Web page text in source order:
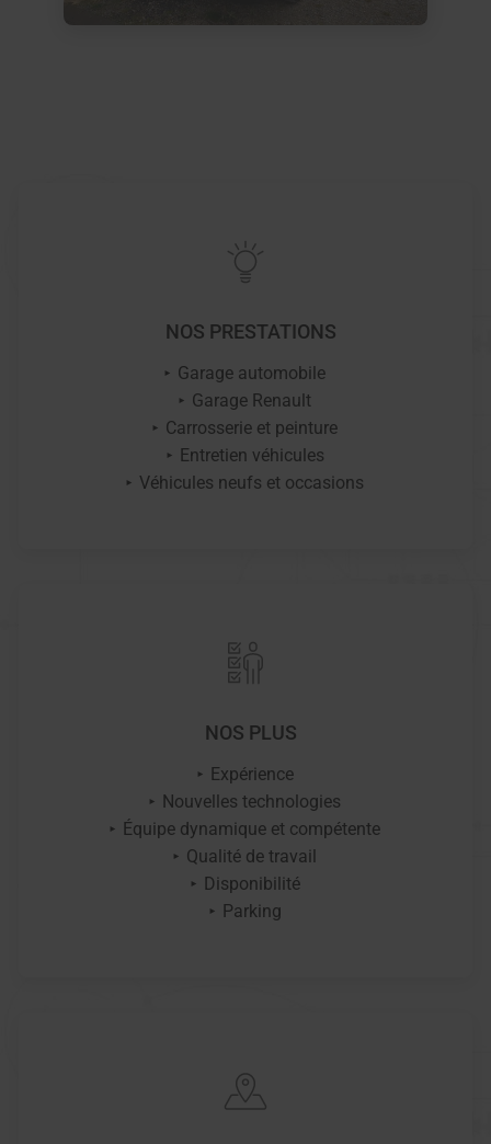
NOS PRESTATIONS
Garage automobile
Garage Renault
Carrosserie et peinture
Entretien véhicules
Véhicules neufs et occasions
NOS PLUS
Expérience
Nouvelles technologies
Équipe dynamique et compétente
Qualité de travail
Disponibilité
Parking